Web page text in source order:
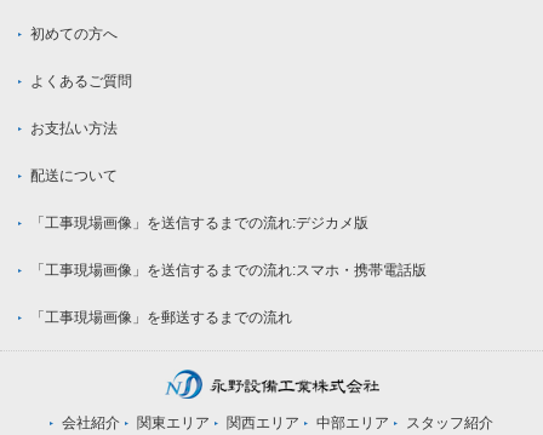
初めての方へ
よくあるご質問
お支払い方法
配送について
「工事現場画像」を送信するまでの流れ:デジカメ版
「工事現場画像」を送信するまでの流れ:スマホ・携帯電話版
「工事現場画像」を郵送するまでの流れ
会社紹介 関東エリア 関西エリア 中部エリア スタッフ紹介